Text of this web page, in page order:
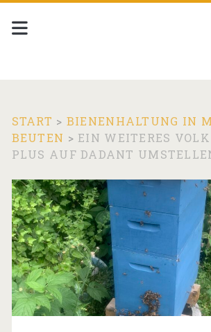
START > BIENENHALTUNG IN
BEUTEN > EIN WEITERES
PLUS AUF DADANT